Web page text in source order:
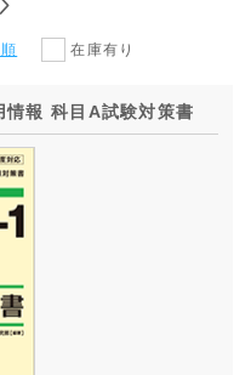
在庫有り
報 科目A試験対策書